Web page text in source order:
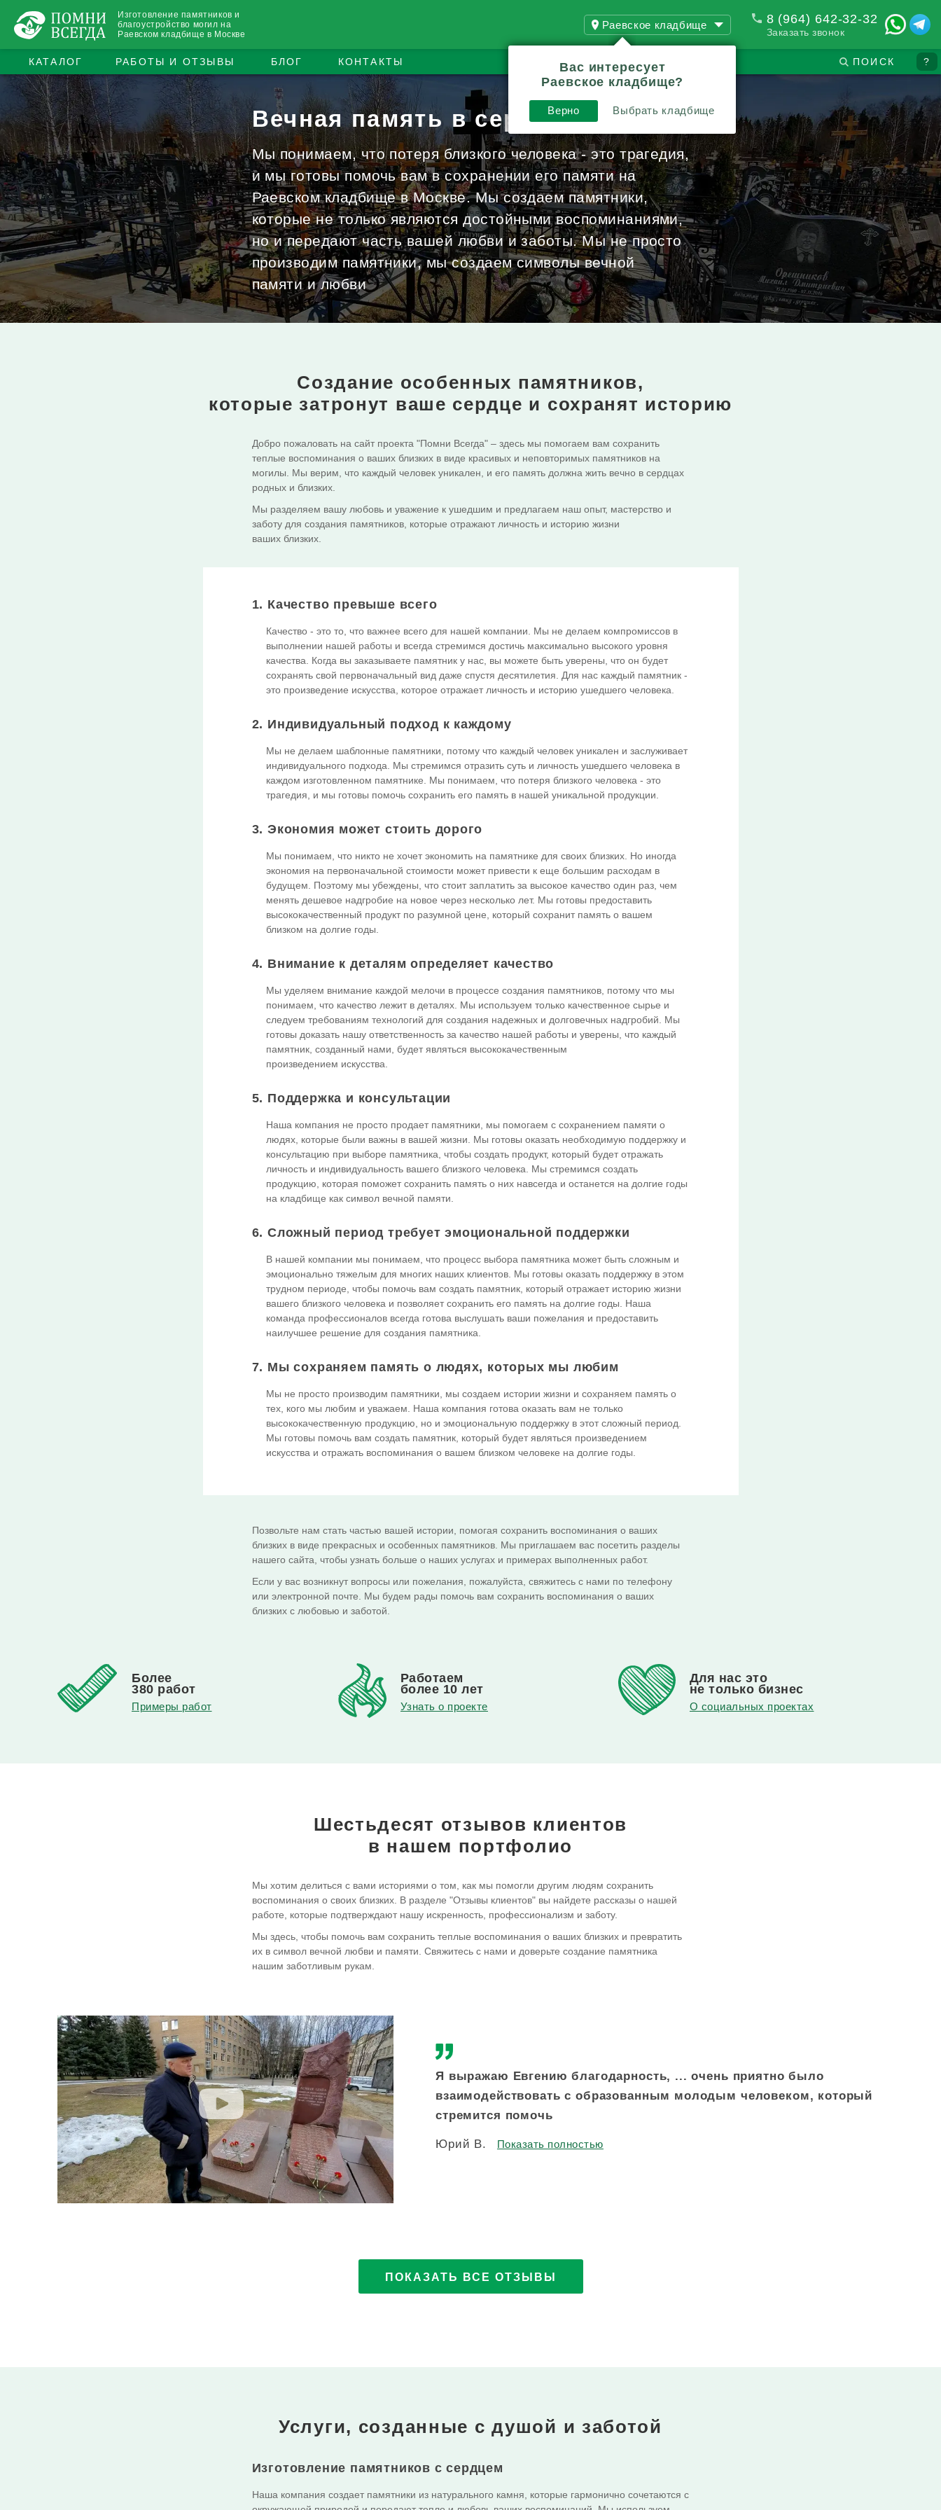
Изготовление памятников и
благоустройство могил на
Раевском кладбище в Москве
8 (964) 642-32-32
Заказать звонок
Раевское кладбище
КАТАЛОГ РАБОТЫ И ОТЗЫВЫ БЛОГ КОНТАКТЫ ?
ПОИСК
Вечная память в сердцах и камне
Мы понимаем, что потеря близкого человека - это трагедия,
и мы готовы помочь вам в сохранении его памяти на
Раевском кладбище в Москве. Мы создаем памятники,
которые не только являются достойными воспоминаниями,
но и передают часть вашей любви и заботы. Мы не просто
производим памятники, мы создаем символы вечной
памяти и любви
Создание особенных памятников,
которые затронут ваше сердце и сохранят историю
Добро пожаловать на сайт проекта "Помни Всегда" – здесь мы помогаем вам сохранить
теплые воспоминания о ваших близких в виде красивых и неповторимых памятников на
могилы. Мы верим, что каждый человек уникален, и его память должна жить вечно в сердцах
родных и близких.
Мы разделяем вашу любовь и уважение к ушедшим и предлагаем наш опыт, мастерство и
заботу для создания памятников, которые отражают личность и историю жизни
ваших близких.
1. Качество превыше всего
Качество - это то, что важнее всего для нашей компании. Мы не делаем компромиссов в
выполнении нашей работы и всегда стремимся достичь максимально высокого уровня
качества. Когда вы заказываете памятник у нас, вы можете быть уверены, что он будет
сохранять свой первоначальный вид даже спустя десятилетия. Для нас каждый памятник -
это произведение искусства, которое отражает личность и историю ушедшего человека.
2. Индивидуальный подход к каждому
Мы не делаем шаблонные памятники, потому что каждый человек уникален и заслуживает
индивидуального подхода. Мы стремимся отразить суть и личность ушедшего человека в
каждом изготовленном памятнике. Мы понимаем, что потеря близкого человека - это
трагедия, и мы готовы помочь сохранить его память в нашей уникальной продукции.
3. Экономия может стоить дорого
Мы понимаем, что никто не хочет экономить на памятнике для своих близких. Но иногда
экономия на первоначальной стоимости может привести к еще большим расходам в
будущем. Поэтому мы убеждены, что стоит заплатить за высокое качество один раз, чем
менять дешевое надгробие на новое через несколько лет. Мы готовы предоставить
высококачественный продукт по разумной цене, который сохранит память о вашем
близком на долгие годы.
4. Внимание к деталям определяет качество
Мы уделяем внимание каждой мелочи в процессе создания памятников, потому что мы
понимаем, что качество лежит в деталях. Мы используем только качественное сырье и
следуем требованиям технологий для создания надежных и долговечных надгробий. Мы
готовы доказать нашу ответственность за качество нашей работы и уверены, что каждый
памятник, созданный нами, будет являться высококачественным
произведением искусства.
5. Поддержка и консультации
Наша компания не просто продает памятники, мы помогаем с сохранением памяти о
людях, которые были важны в вашей жизни. Мы готовы оказать необходимую поддержку и
консультацию при выборе памятника, чтобы создать продукт, который будет отражать
личность и индивидуальность вашего близкого человека. Мы стремимся создать
продукцию, которая поможет сохранить память о них навсегда и останется на долгие годы
на кладбище как символ вечной памяти.
6. Сложный период требует эмоциональной поддержки
В нашей компании мы понимаем, что процесс выбора памятника может быть сложным и
эмоционально тяжелым для многих наших клиентов. Мы готовы оказать поддержку в этом
трудном периоде, чтобы помочь вам создать памятник, который отражает историю жизни
вашего близкого человека и позволяет сохранить его память на долгие годы. Наша
команда профессионалов всегда готова выслушать ваши пожелания и предоставить
наилучшее решение для создания памятника.
7. Мы сохраняем память о людях, которых мы любим
Мы не просто производим памятники, мы создаем истории жизни и сохраняем память о
тех, кого мы любим и уважаем. Наша компания готова оказать вам не только
высококачественную продукцию, но и эмоциональную поддержку в этот сложный период.
Мы готовы помочь вам создать памятник, который будет являться произведением
искусства и отражать воспоминания о вашем близком человеке на долгие годы.
Позвольте нам стать частью вашей истории, помогая сохранить воспоминания о ваших
близких в виде прекрасных и особенных памятников. Мы приглашаем вас посетить разделы
нашего сайта, чтобы узнать больше о наших услугах и примерах выполненных работ.
Если у вас возникнут вопросы или пожелания, пожалуйста, свяжитесь с нами по телефону
или электронной почте. Мы будем рады помочь вам сохранить воспоминания о ваших
близких с любовью и заботой.
Более
380 работ
Примеры работ
Работаем
более 10 лет
Узнать о проекте
Для нас это
не только бизнес
О социальных проектах
Шестьдесят отзывов клиентов
в нашем портфолио
Мы хотим делиться с вами историями о том, как мы помогли другим людям сохранить
воспоминания о своих близких. В разделе "Отзывы клиентов" вы найдете рассказы о нашей
работе, которые подтверждают нашу искренность, профессионализм и заботу.
Мы здесь, чтобы помочь вам сохранить теплые воспоминания о ваших близких и превратить
их в символ вечной любви и памяти. Свяжитесь с нами и доверьте создание памятника
нашим заботливым рукам.
Я выражаю Евгению благодарность, ... очень приятно было
взаимодействовать с образованным молодым человеком, который
стремится помочь
Юрий В. Показать полностью
ПОКАЗАТЬ ВСЕ ОТЗЫВЫ
Услуги, созданные с душой и заботой
Изготовление памятников с сердцем
Наша компания создает памятники из натурального камня, которые гармонично сочетаются с
Вас интересует
Раевское кладбище?
Верно Выбрать кладбище